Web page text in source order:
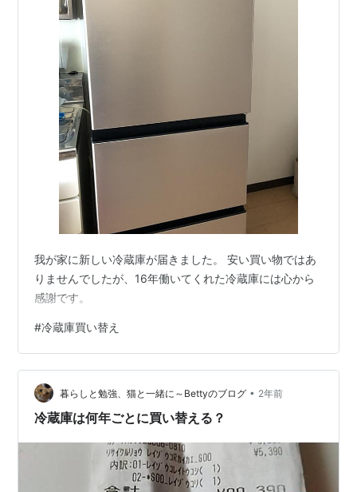
我が家に新しい冷蔵庫が届きました。 安い買い物ではあ
りませんでしたが、16年働いてくれた冷蔵庫には心から
感謝です。
#冷蔵庫買い替え
暮らしと勉強、猫と一緒に～Bettyのブログ • 2年前
冷蔵庫は何年ごとに買い替える？